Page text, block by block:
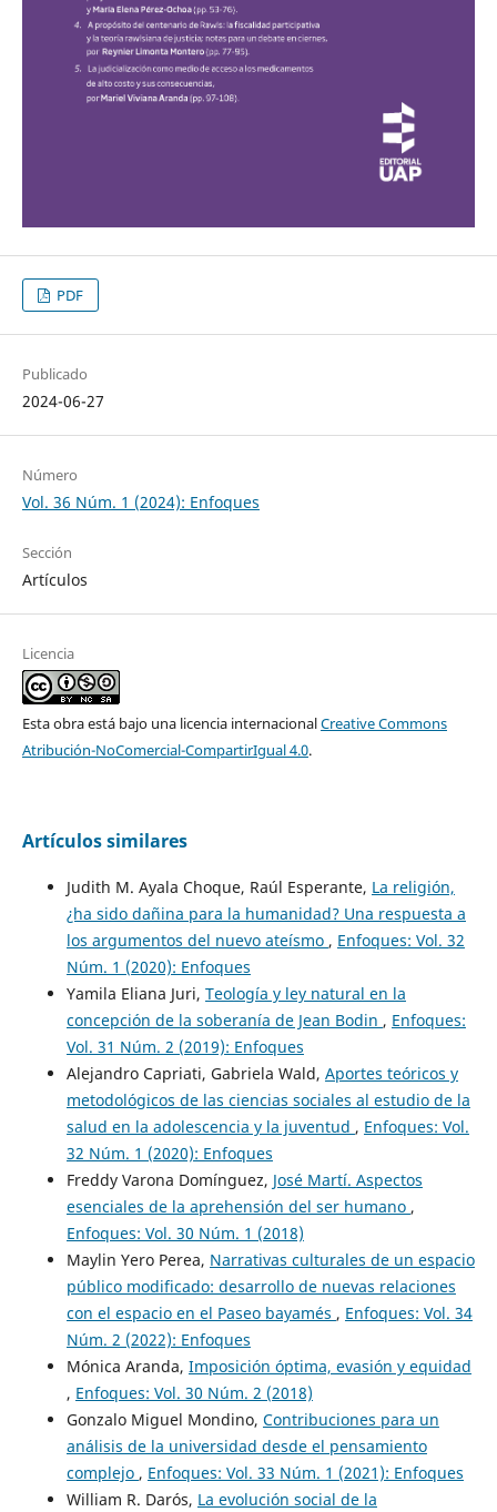
PDF
Publicado
2024-06-27
Número
Vol. 36 Núm. 1 (2024): Enfoques
Sección
Artículos
Licencia
Esta obra está bajo una licencia internacionalCreative Commons
Atribución-NoComercial-CompartirIgual 4.0.
Artículos similares
Judith M. Ayala Choque, Raúl Esperante, La religión,
¿ha sido dañina para la humanidad? Una respuesta a
los argumentos del nuevo ateísmo , Enfoques: Vol. 32
Núm. 1 (2020): Enfoques
Yamila Eliana Juri, Teología y ley natural en la
concepción de la soberanía de Jean Bodin , Enfoques:
Vol. 31 Núm. 2 (2019): Enfoques
Alejandro Capriati, Gabriela Wald, Aportes teóricos y
metodológicos de las ciencias sociales al estudio de la
salud en la adolescencia y la juventud , Enfoques: Vol.
32 Núm. 1 (2020): Enfoques
Freddy Varona Domínguez, José Martí. Aspectos
esenciales de la aprehensión del ser humano ,
Enfoques: Vol. 30 Núm. 1 (2018)
Maylin Yero Perea, Narrativas culturales de un espacio
público modificado: desarrollo de nuevas relaciones
con el espacio en el Paseo bayamés , Enfoques: Vol. 34
Núm. 2 (2022): Enfoques
Mónica Aranda, Imposición óptima, evasión y equidad
, Enfoques: Vol. 30 Núm. 2 (2018)
Gonzalo Miguel Mondino, Contribuciones para un
análisis de la universidad desde el pensamiento
complejo , Enfoques: Vol. 33 Núm. 1 (2021): Enfoques
William R. Darós, La evolución social de la